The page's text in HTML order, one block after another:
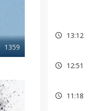
1359
13:12
12:51
11:18